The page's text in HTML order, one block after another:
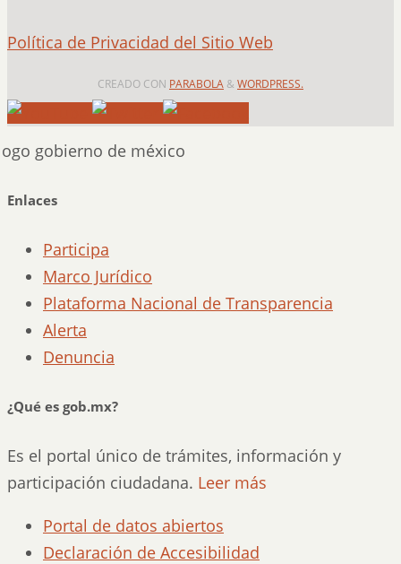
Política de Privacidad del Sitio Web
CREADO CON PARABOLA & WORDPRESS.
Enlaces
Participa
Marco Jurídico
Plataforma Nacional de Transparencia
Alerta
Denuncia
¿Qué es gob.mx?
Es el portal único de trámites, información y
participación ciudadana. Leer más
Portal de datos abiertos
Declaración de Accesibilidad